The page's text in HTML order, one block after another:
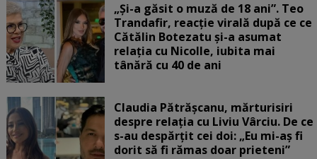
„Și-a găsit o muză de 18 ani”. Teo
Trandafir, reacție virală după ce ce
Cătălin Botezatu și-a asumat
relația cu Nicolle, iubita mai
tânără cu 40 de ani
Claudia Pătrășcanu, mărturisiri
despre relația cu Liviu Vârciu. De ce
s-au despărțit cei doi: „Eu mi-aș fi
dorit să fi rămas doar prieteni”